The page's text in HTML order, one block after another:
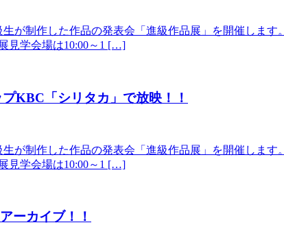
生が制作した作品の発表会「進級作品展」を開催しま
見学会場は10:00～1 […]
KBC「シリタカ」で放映！！
生が制作した作品の発表会「進級作品展」を開催しま
見学会場は10:00～1 […]
ーカイブ！！